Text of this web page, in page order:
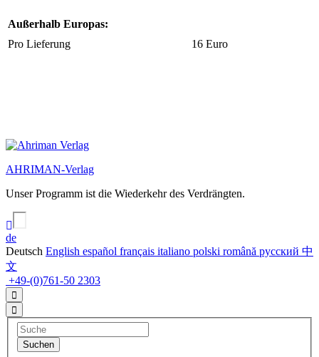
Außerhalb Europas:
Pro Lieferung
16 Euro
AHRIMAN-Verlag
Unser Programm ist die Wiederkehr des Verdrängten.
de
Deutsch English español français italiano polski română русский 中
文
+49-(0)761-50 2303